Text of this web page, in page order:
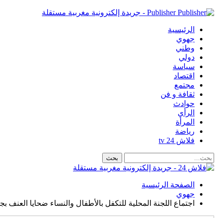
Publisher - جريدة إلكترونية مغربية مستقلة
الرئيسية
جهوي
وطني
دولي
سياسة
اقتصاد
مجتمع
ثقافة و فن
حوادث
الرأي
المرأة
رياضة
فلاش 24 tv
الصفحة الرئيسية
جهوي
اجتماع اللجنة المحلية للتكفل بالأطفال والنساء ضحايا